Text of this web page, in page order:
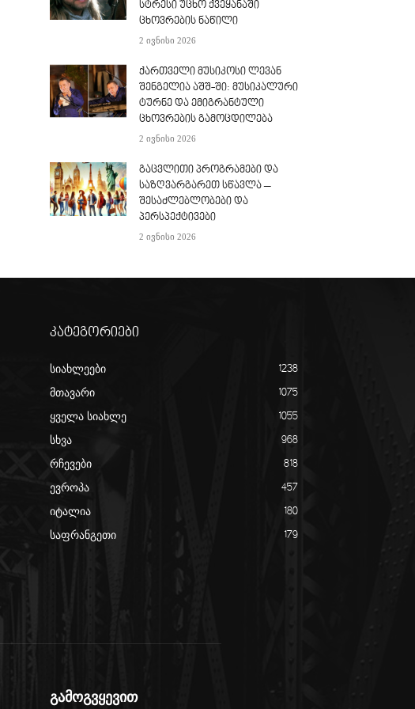
სტრესი უცხო ქვეყანაში
ცხოვრების ნაწილი
2 ივნისი 2026
ქართველი მუსიკოსი ლევან
შენგელია აშშ-ში: მუსიკალური
ტურნე და ემიგრანტული
ცხოვრების გამოცდილება
2 ივნისი 2026
გაცვლითი პროგრამები და
საზღვარგარეთ სწავლა –
შესაძლებლობები და
პერსპექტივები
2 ივნისი 2026
კატეგორიები
სიახლეები 1238
მთავარი 1075
ყველა სიახლე 1055
სხვა 968
რჩევები 818
ევროპა 457
იტალია 180
საფრანგეთი 179
გამოგვყევით